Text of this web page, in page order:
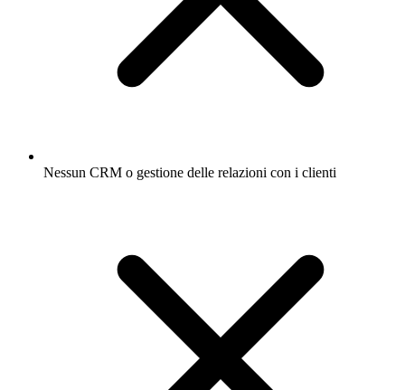
Nessun CRM o gestione delle relazioni con i clienti